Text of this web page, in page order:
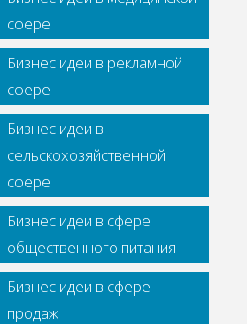
сфере
Бизнес идеи в рекламной
сфере
Бизнес идеи в
сельскохозяйственной
сфере
Бизнес идеи в сфере
общественного питания
Бизнес идеи в сфере
продаж